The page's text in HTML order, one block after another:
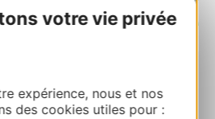
votre vie privée
expérience, nous et nos
des cookies utiles pour :
OpenStreetMap contributors
Best Western Nimes Est ***
ponche sud 30320